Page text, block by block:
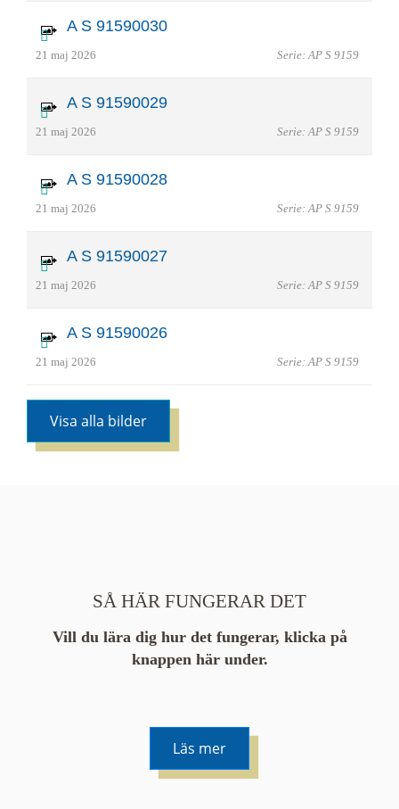
A S 91590030
21 maj 2026 Serie: AP S 9159
A S 91590029
21 maj 2026 Serie: AP S 9159
A S 91590028
21 maj 2026 Serie: AP S 9159
A S 91590027
21 maj 2026 Serie: AP S 9159
A S 91590026
21 maj 2026 Serie: AP S 9159
Visa alla bilder
SÅ HÄR FUNGERAR DET
Vill du lära dig hur det fungerar, klicka på
knappen här under.
Läs mer